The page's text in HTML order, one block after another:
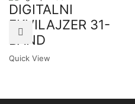
DIGITALNI
EKVILAJZER 31-
BAND
Quick View